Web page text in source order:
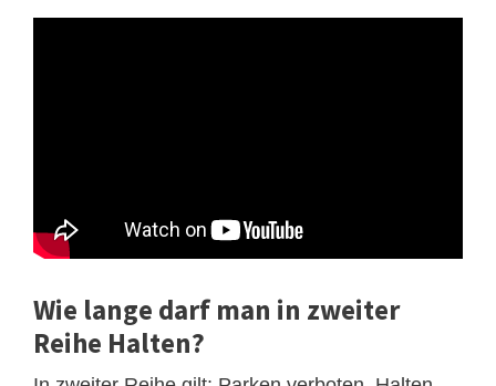
Wie lange darf man in zweiter
Reihe Halten?